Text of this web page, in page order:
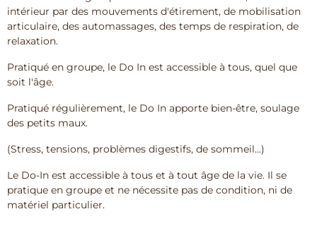
intérieur par des mouvements d'étirement, de mobilisation
articulaire, des automassages, des temps de respiration, de
relaxation.
Pratiqué en groupe, le Do In est accessible à tous, quel que
soit l'âge.
Pratiqué régulièrement, le Do In apporte bien-être, soulage
des petits maux.
(Stress, tensions, problèmes digestifs, de sommeil...)
Le Do-In est accessible à tous et à tout âge de la vie. Il se
pratique en groupe et ne nécessite pas de condition, ni de
matériel particulier.